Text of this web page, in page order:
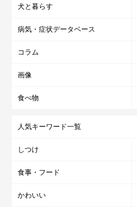
犬と暮らす
病気・症状データベース
コラム
画像
食べ物
人気キーワード一覧
しつけ
食事・フード
かわいい